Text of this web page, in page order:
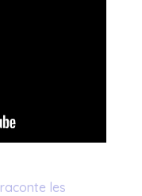
raconte les